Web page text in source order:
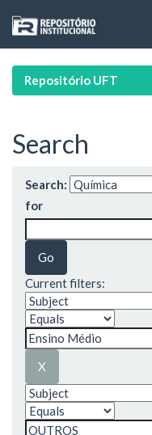
navigation
Repositório UFT
Search
Search:
for
Current filters: